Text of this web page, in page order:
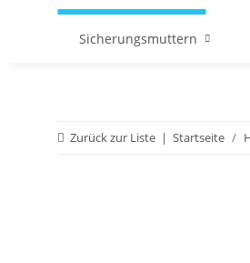
Sicherungsmuttern
Zurück zur Liste Startseite